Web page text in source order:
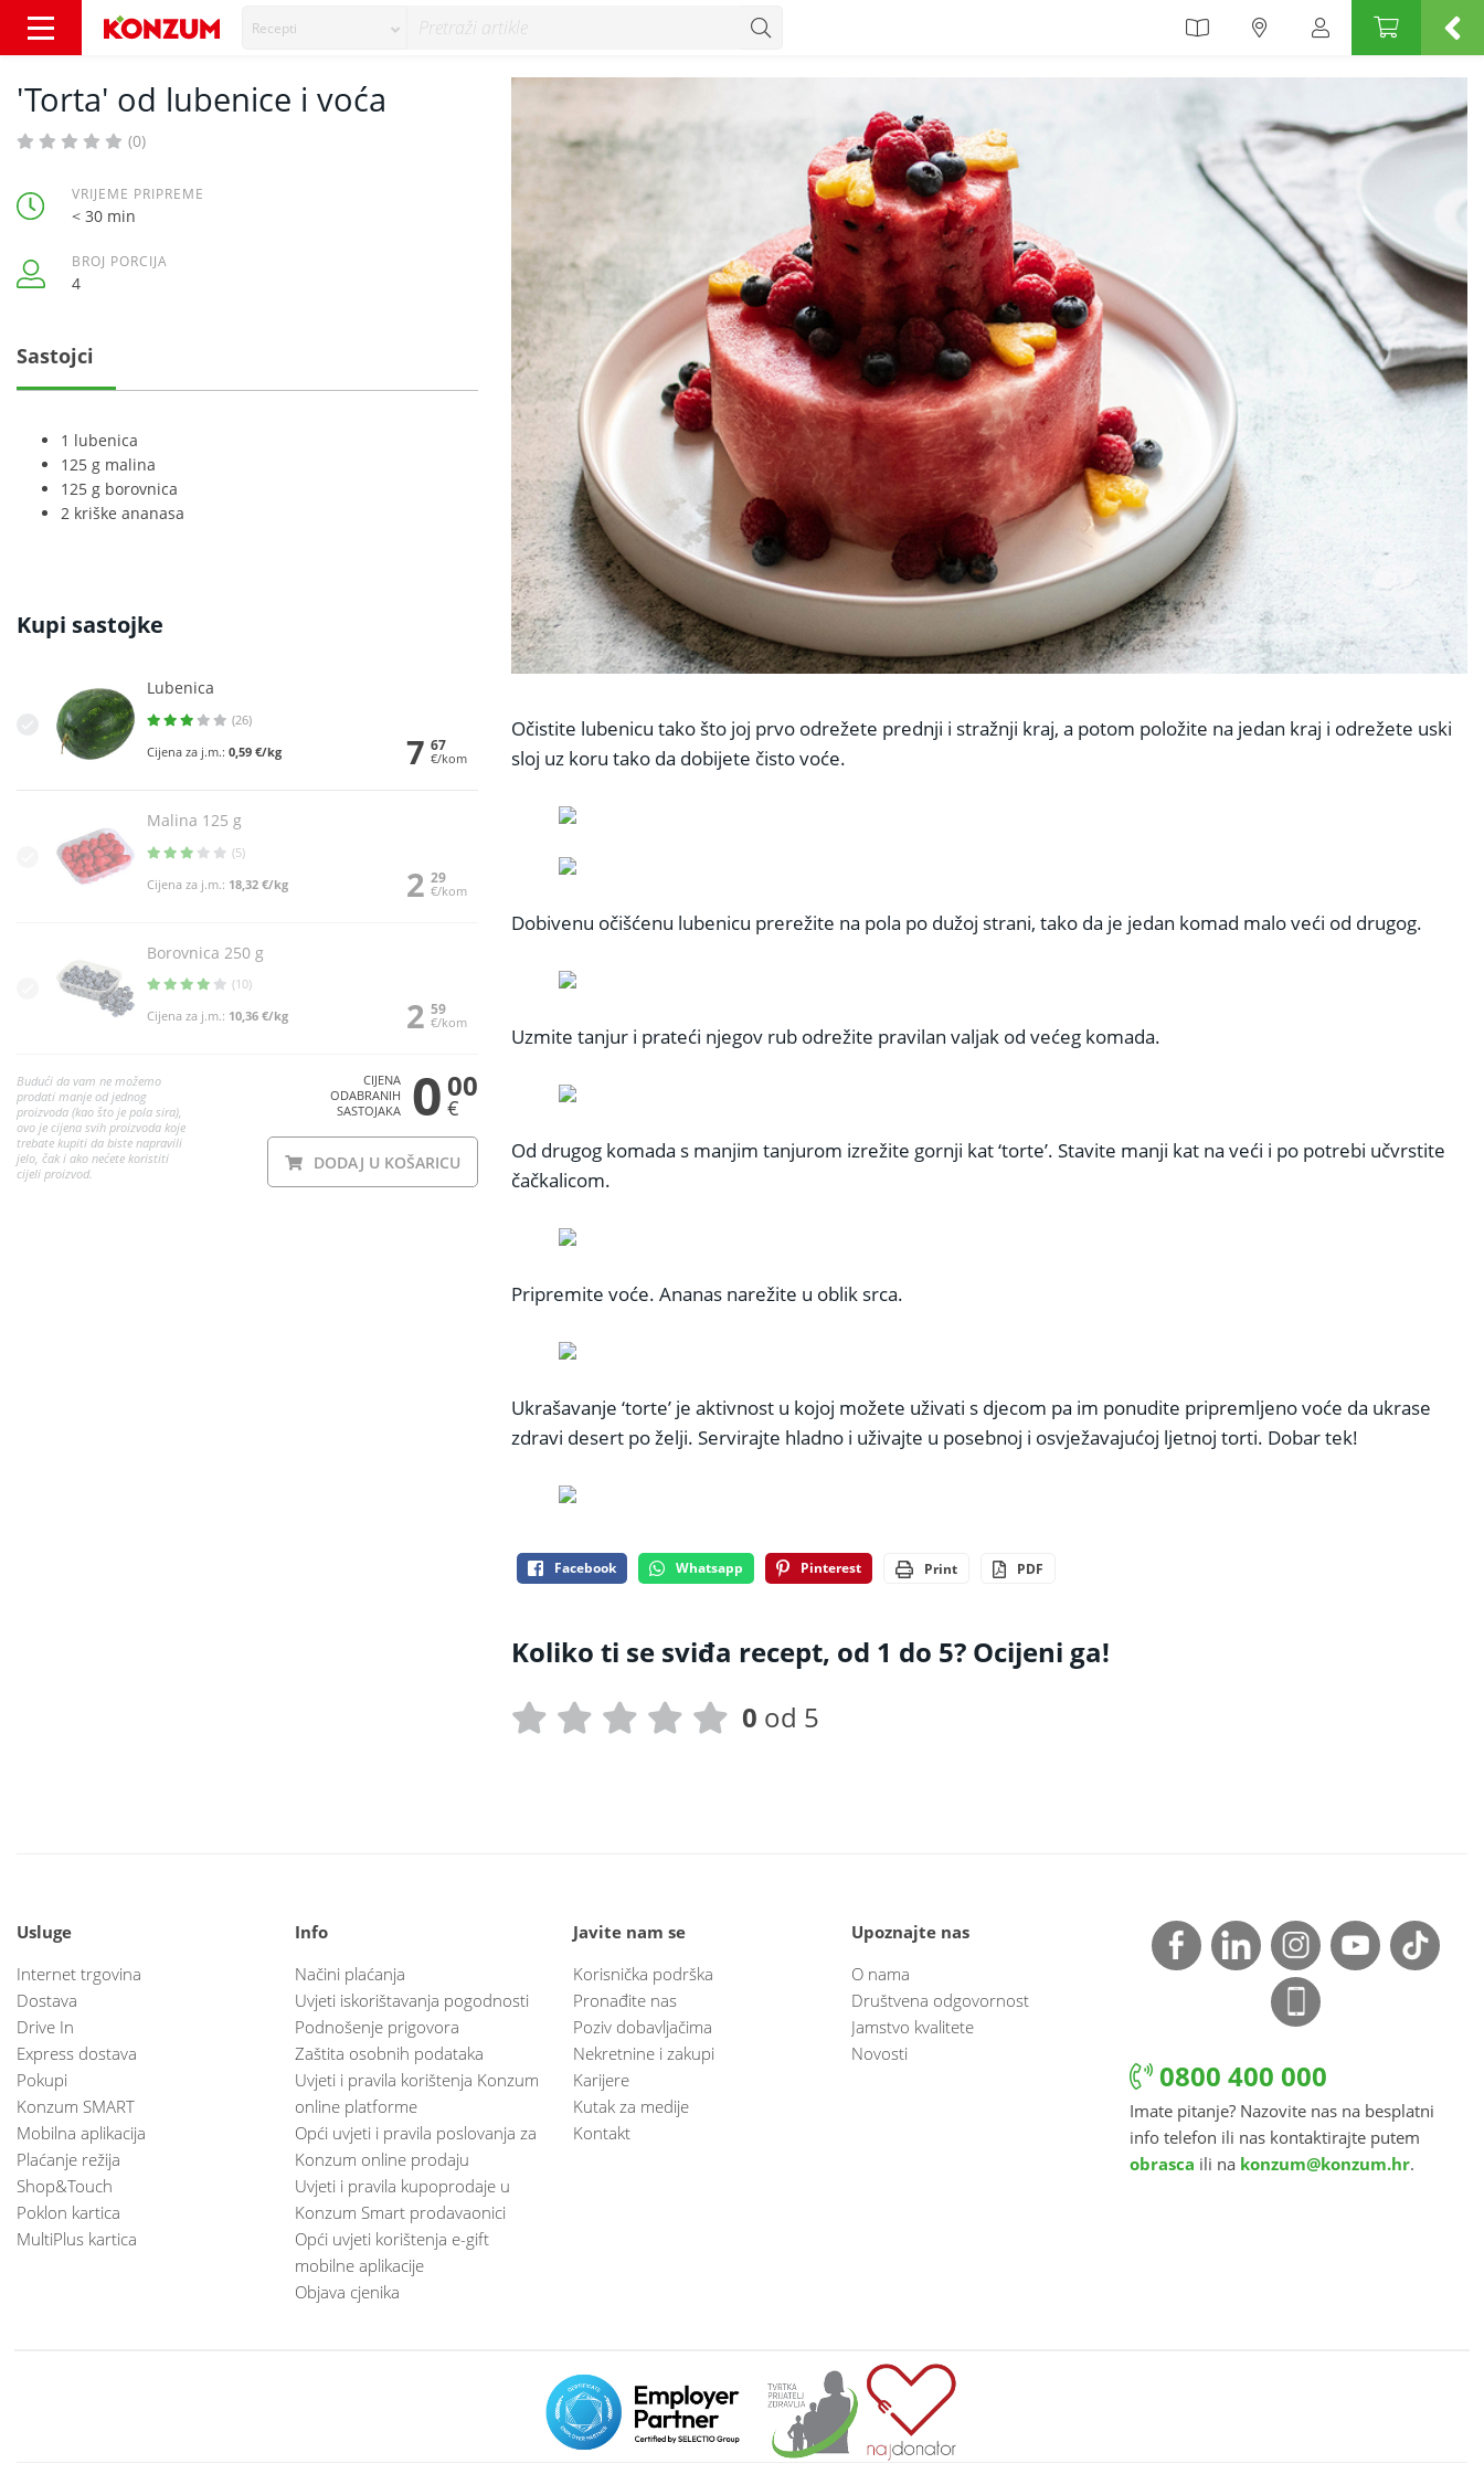
Recepti
'Torta' od lubenice i voća
(0)
VRIJEME PRIPREME
< 30 min
BROJ PORCIJA
4
Sastojci
1 lubenica
125 g malina
125 g borovnica
2 kriške ananasa
Kupi sastojke
Lubenica
(26)
Cijena za j.m.: 0,59 €/kg 7 67
€/kom
Malina 125 g
(5)
Cijena za j.m.: 18,32 €/kg 2 29
€/kom
Borovnica 250 g
(10)
Cijena za j.m.: 10,36 €/kg 2 59
€/kom
Budući da vam ne možemo
prodati manje od jednog
proizvoda (kao što je pola sira),
ovo je cijena svih proizvoda koje
trebate kupiti da biste napravili
jelo, čak i ako nećete koristiti
cijeli proizvod.
CIJENA
ODABRANIH
SASTOJAKA
0 00
€
DODAJ U KOŠARICU
Očistite lubenicu tako što joj prvo odrežete prednji i stražnji kraj, a potom položite na jedan kraj i odrežete uski
sloj uz koru tako da dobijete čisto voće.
Dobivenu očišćenu lubenicu prerežite na pola po dužoj strani, tako da je jedan komad malo veći od drugog.
Uzmite tanjur i prateći njegov rub odrežite pravilan valjak od većeg komada.
Od drugog komada s manjim tanjurom izrežite gornji kat ‘torte’. Stavite manji kat na veći i po potrebi učvrstite
čačkalicom.
Pripremite voće. Ananas narežite u oblik srca.
Ukrašavanje ‘torte’ je aktivnost u kojoj možete uživati s djecom pa im ponudite pripremljeno voće da ukrase
zdravi desert po želji. Servirajte hladno i uživajte u posebnoj i osvježavajućoj ljetnoj torti. Dobar tek!
Facebook Whatsapp Pinterest Print PDF
Koliko ti se sviđa recept, od 1 do 5? Ocijeni ga!
0 od 5
Usluge
Internet trgovina
Dostava
Drive In
Express dostava
Pokupi
Konzum SMART
Mobilna aplikacija
Plaćanje režija
Shop&Touch
Poklon kartica
MultiPlus kartica
Info
Načini plaćanja
Uvjeti iskorištavanja pogodnosti
Podnošenje prigovora
Zaštita osobnih podataka
Uvjeti i pravila korištenja Konzum
online platforme
Opći uvjeti i pravila poslovanja za
Konzum online prodaju
Uvjeti i pravila kupoprodaje u
Konzum Smart prodavaonici
Opći uvjeti korištenja e-gift
mobilne aplikacije
Objava cjenika
Javite nam se
Korisnička podrška
Pronađite nas
Poziv dobavljačima
Nekretnine i zakupi
Karijere
Kutak za medije
Kontakt
Upoznajte nas
O nama
Društvena odgovornost
Jamstvo kvalitete
Novosti
0800 400 000
Imate pitanje? Nazovite nas na besplatni
info telefon ili nas kontaktirajte putem
obrasca ili na konzum@konzum.hr.